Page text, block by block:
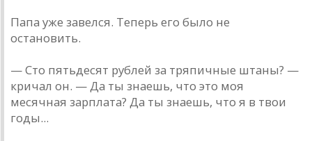
Папа уже завелся. Теперь его было не
остановить.
— Сто пятьдесят рублей за тряпичные штаны? —
кричал он. — Да ты знаешь, что это моя
месячная зарплата? Да ты знаешь, что я в твои
годы...